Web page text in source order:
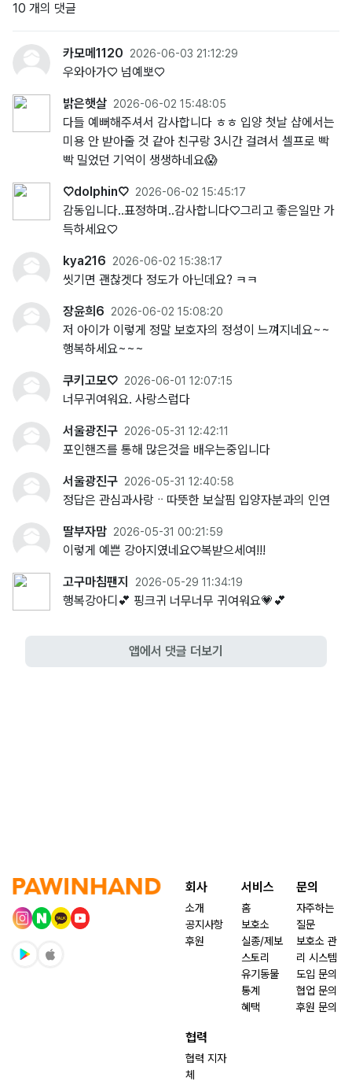
10 개의 댓글
카모메1120 2026-06-03 21:12:29
우와아가♡ 넘예뽀♡
밝은햇살 2026-06-02 15:48:05
다들 예뻐해주셔서 감사합니다 ㅎㅎ 입양 첫날 샵에서는
미용 안 받아줄 것 같아 친구랑 3시간 걸려서 셀프로 빡
빡 밀었던 기억이 생생하네요😱
♡dolphin♡ 2026-06-02 15:45:17
감동입니다..표정하며..감사합니다♡그리고 좋은일만 가
득하세요♡
kya216 2026-06-02 15:38:17
씻기면 괜찮겟다 정도가 아닌데요? ㅋㅋ
장윤희6 2026-06-02 15:08:20
저 아이가 이렇게 정말 보호자의 정성이 느껴지네요~~
행복하세요~~~
쿠키고모♡ 2026-06-01 12:07:15
너무귀여워요. 사랑스럽다
서울광진구 2026-05-31 12:42:11
포인핸즈를 통해 많은것을 배우는중입니다
서울광진구 2026-05-31 12:40:58
정답은 관심과사랑ᆢ따뜻한 보살핌 입양자분과의 인연
딸부자맘 2026-05-31 00:21:59
이렇게 예쁜 강아지였네요♡복받으세여!!!
고구마침팬지 2026-05-29 11:34:19
행복강아디💕 핑크귀 너무너무 귀여워요💗💕
앱에서 댓글 더보기
회사
소개
공지사항
후원
서비스
홈
보호소
실종/제보
스토리
유기동물
통계
혜택
문의
자주하는
질문
보호소 관
리 시스템
도입 문의
협업 문의
후원 문의
협력
협력 지자
체